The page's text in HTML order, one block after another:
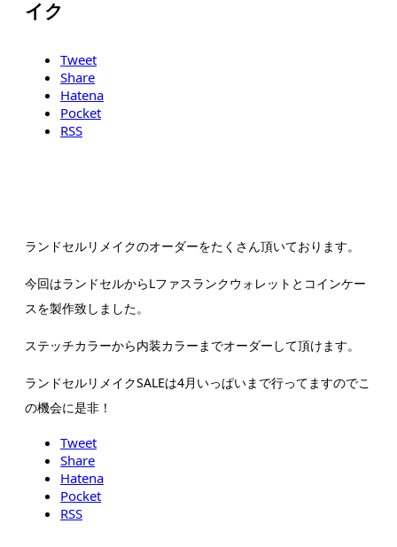
イク
Tweet
Share
Hatena
Pocket
RSS
ランドセルリメイクのオーダーをたくさん頂いております。
今回はランドセルからLファスランクウォレットとコインケー
スを製作致しました。
ステッチカラーから内装カラーまでオーダーして頂けます。
ランドセルリメイクSALEは4月いっぱいまで行ってますのでこ
の機会に是非！
Tweet
Share
Hatena
Pocket
RSS